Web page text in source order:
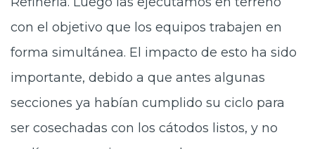
con el objetivo que los equipos trabajen en
forma simultánea. El impacto de esto ha sido
importante, debido a que antes algunas
secciones ya habían cumplido su ciclo para
ser cosechadas con los cátodos listos, y no